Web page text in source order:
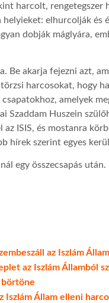
harcolt, rengetegszer
elhurcolják és
dobják máglyára,
Be akarja fejezni azt,
harcosokat, hogy
amelyek
Szaddam Huszein
ISIS, és mostanra
hírek szerint egyes
egy összecsapás
az Iszlám
az Iszlám Államból
börtöne
Iszlám Állam elleni